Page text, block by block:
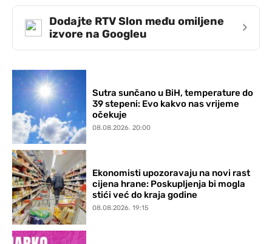
Dodajte RTV Slon među omiljene
izvore na Googleu
›
Sutra sunčano u BiH, temperature do
39 stepeni: Evo kakvo nas vrijeme
očekuje
08.08.2026. 20:00
Ekonomisti upozoravaju na novi rast
cijena hrane: Poskupljenja bi mogla
stići već do kraja godine
08.08.2026. 19:15